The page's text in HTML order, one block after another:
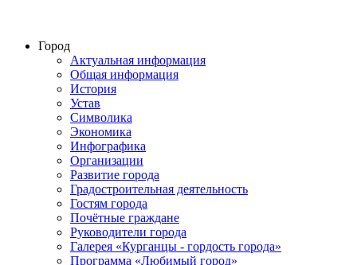
Город
Актуальная информация
Общая информация
История
Устав
Символика
Экономика
Инфографика
Организации
Развитие города
Градостроительная деятельность
Гостям города
Почётные граждане
Руководители города
Галерея «Курганцы - гордость города»
Программа «Любимый город»